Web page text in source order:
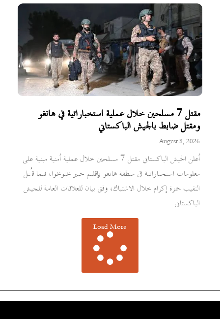
مقتل 7 مسلحين خلال عملية استخباراتية في هانغو
ومقتل ضابط بالجيش الباكستاني
August 8, 2026
أعلن الجيش الباكستاني مقتل 7 مسلحين خلال عملية أمنية مبنية على
معلومات استخباراتية في منطقة هانغو بإقليم خيبر بختونخوا، فيما قُتل
النقيب حمزة إكرام خلال الاشتباك، وفق بيان للعلاقات العامة للجيش
الباكستاني
Load More